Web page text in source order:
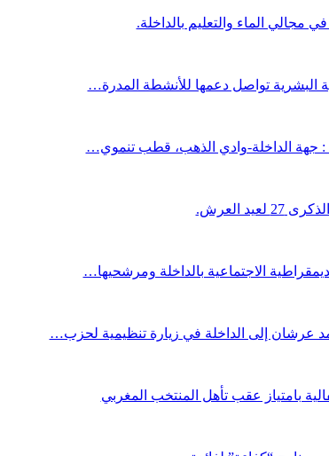
مجالي الماء والتعليم بالداخلة.
البشرية تواصل دعمها للأنشطة المدرة…
: جهة الداخلة-وادي الذهب، قطب تنموي…
العرش.
الاجتماعية بالداخلة ومرشحيها…
عرشان إلى الداخلة في زيارة تنظيمية لحزب…
بامتياز عقب تأهل المنتخب المغربي